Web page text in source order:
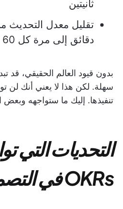
ثانيتين
دقائق إلى مرة كل 60 ثانية
بدون قيود العالم الحقيقي، قد
سهلة. لكن هذا لا يعني أنك لن
تنفيذها. إليك ما ستواجهه وبعض
التحديات التي
OKRs في التصميم